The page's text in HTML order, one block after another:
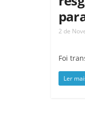
2 de
Foi
Ler